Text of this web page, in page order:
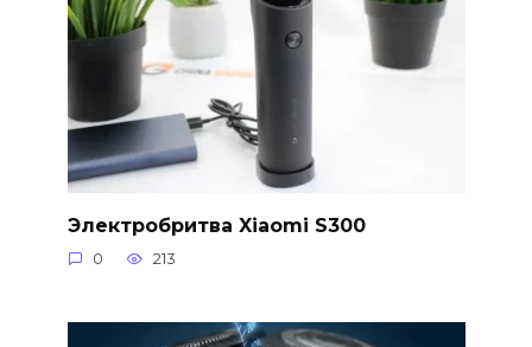
Электробритва Xiaomi S300
0 213